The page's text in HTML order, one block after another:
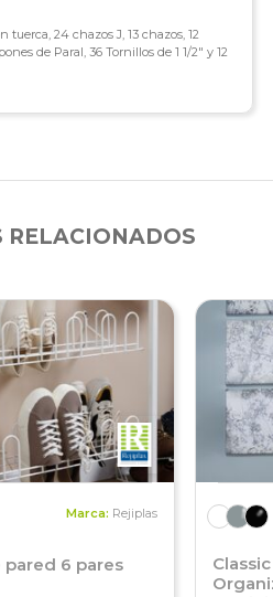
tuerca, 24 chazos J, 13 chazos, 12
de Paral, 36 Tornillos de 1 1/2″ y 12
RELACIONADOS
Marca: Rejiplas
6 pares